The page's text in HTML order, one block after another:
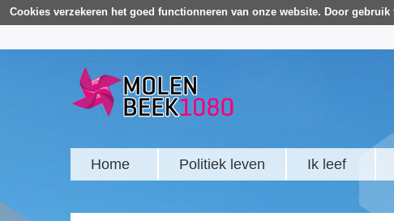
Cookies verzekeren het goed functionneren van onze website. Door
Home Politiek leven Ik leef